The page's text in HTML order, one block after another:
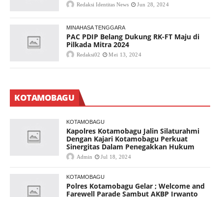
Redaksi Identitas News Jun 28, 2024
MINAHASA TENGGARA
PAC PDIP Belang Dukung RK-FT Maju di
Pilkada Mitra 2024
Redaksi02 Mei 13, 2024
KOTAMOBAGU
KOTAMOBAGU
Kapolres Kotamobagu Jalin Silaturahmi
Dengan Kajari Kotamobagu Perkuat
Sinergitas Dalam Penegakkan Hukum
Admin Jul 18, 2024
KOTAMOBAGU
Polres Kotamobagu Gelar ; Welcome and
Farewell Parade Sambut AKBP Irwanto